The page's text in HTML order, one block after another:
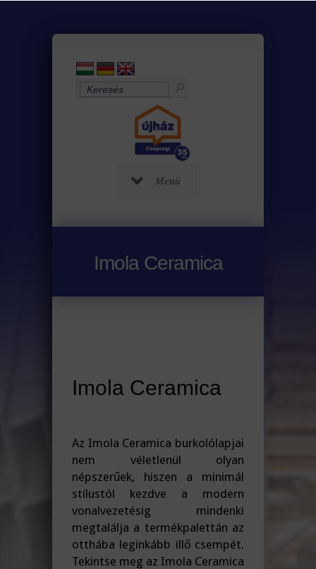
Menü
Imola Ceramica
Imola Ceramica
Az Imola Ceramica burkolólapjai
nem véletlenül olyan
népszerűek, hiszen a minimál
stílustól kezdve a modern
vonalvezetésig mindenki
megtalálja a termékpalettán az
otthába leginkább illő csempét.
Tekintse meg az Imola Ceramica